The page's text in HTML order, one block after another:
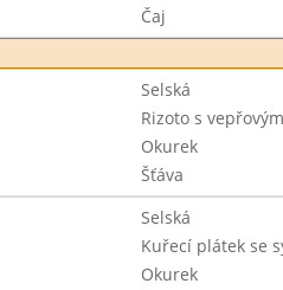
Čaj
Selská
Rizoto s
Okurek
Šťáva
Selská
Kuřecí plátek se
Okurek